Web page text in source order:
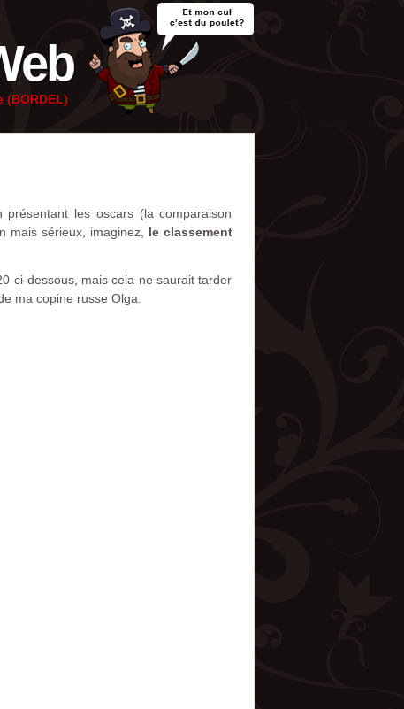
(BORDEL)
les oscars (la comparaison
mais sérieux, imaginez, le classement
ci-dessous, mais cela ne saurait tarder
ma copine russe Olga.